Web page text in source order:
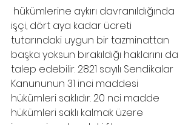
işçi, dört aya kadar ücreti
tutarındaki uygun bir tazminattan
başka yoksun bırakıldığı haklarını da
talep edebilir. 2821 sayılı Sendikalar
Kanununun 31 inci maddesi
hükümleri saklıdır. 20 nci madde
hükümleri saklı kalmak üzere